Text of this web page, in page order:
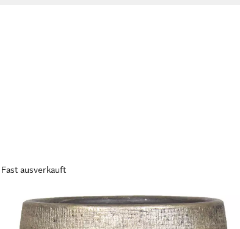
Fast ausverkauft
Blumentopf Keramiktopf mit Maserung, Gold, 16 cm, Ø 17,5